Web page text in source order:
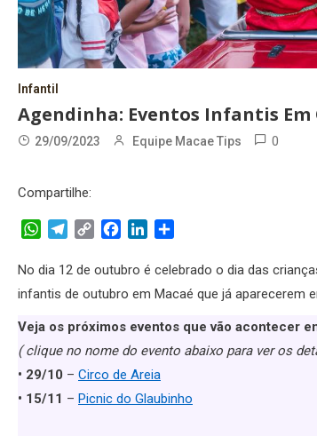
Infantil
Agendinha: Eventos Infantis Em
29/09/2023 Equipe Macae Tips 0
Compartilhe:
WhatsApp
Telegram
Copy
FacebookLinkedIn
No dia 12 de outubro é celebrado o dia das
infantis de outubro em Macaé que já aparecerem
Veja os próximos eventos que vão acontecer
( clique no nome do evento abaixo para ver os
• 29/10 – Circo de Areia
• 15/11 – Picnic do Glaubinho